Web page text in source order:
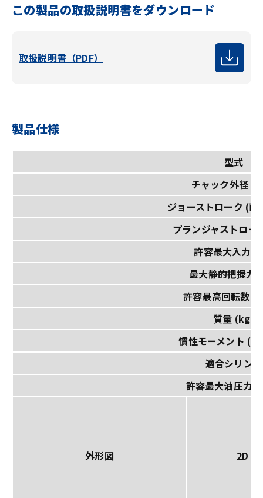
この製品の取扱説明書をダウンロード
取扱説明書（PDF）
製品仕様
型式
チャック外径
ジョーストローク (
プランジャストロ
許容最大入力
最大静的把握力
許容最高回転数
質量 (kg)
慣性モーメント
適合シリンダ
許容最大油圧力
外形図 2D